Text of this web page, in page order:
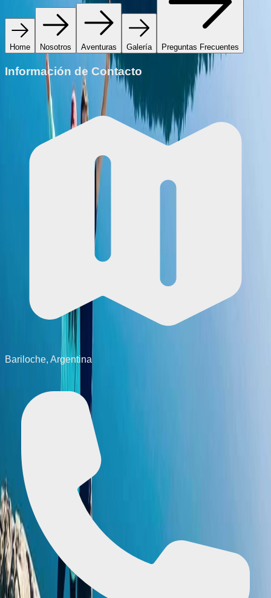
Home Nosotros Aventuras Galería Preguntas Frecuentes
Información de Contacto
Bariloche, Argentina